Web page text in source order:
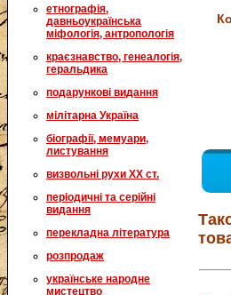
етнографія,
давньоукраїнська
міфологія, антропологія
краєзнавство, генеалогія,
геральдика
подарункові видання
мілітарна Україна
біографії, мемуари,
листування
визвольні рухи XX ст.
періодичні та серійні
видання
перекладна література
розпродаж
українське народне
мистецтво